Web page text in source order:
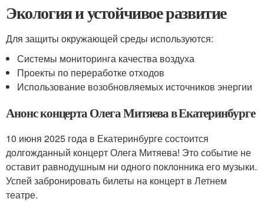
Экология и устойчивое развитие
Для защиты окружающей среды используются:
Системы мониторинга качества воздуха
Проекты по переработке отходов
Использование возобновляемых источников энергии
Анонс концерта Олега Митяева в Екатеринбурге
10 июня 2025 года в Екатеринбурге состоится
долгожданный концерт Олега Митяева! Это событие не
оставит равнодушным ни одного поклонника его музыки.
Успей забронировать билеты на концерт в Летнем
театре.